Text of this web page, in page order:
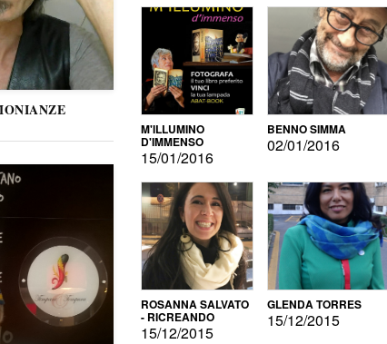
M'ILLUMINO
D'IMMENSO
15/01/2016
BENNO SIMMA
02/01/2016
ROSANNA SALVATO
- RICREANDO
15/12/2015
GLENDA TORRES
15/12/2015